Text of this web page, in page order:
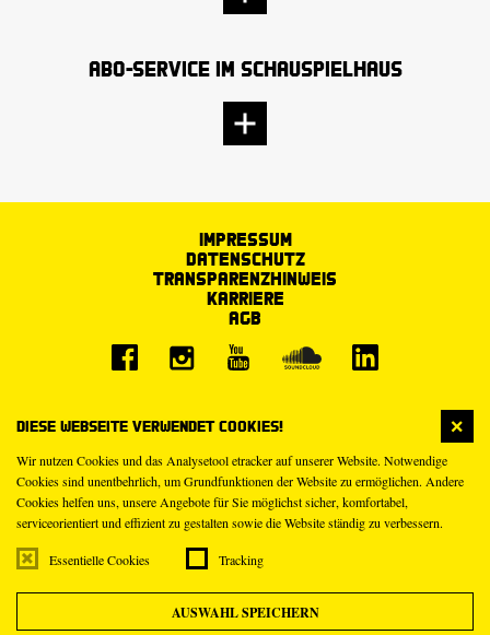
Diese Webseite verwendet Cookies!
Wir nutzen Cookies und das Analysetool etracker auf unserer Website. Notwendige
Cookies sind unentbehrlich, um Grundfunktionen der Website zu ermöglichen. Andere
Cookies helfen uns, unsere Angebote für Sie möglichst sicher, komfortabel,
serviceorientiert und effizient zu gestalten sowie die Website ständig zu verbessern.
Essentielle Cookies Tracking
AUSWAHL SPEICHERN
Abo-Service im Schauspielhaus
Impressum
Datenschutz
Transparenzhinweis
Karriere
AGB